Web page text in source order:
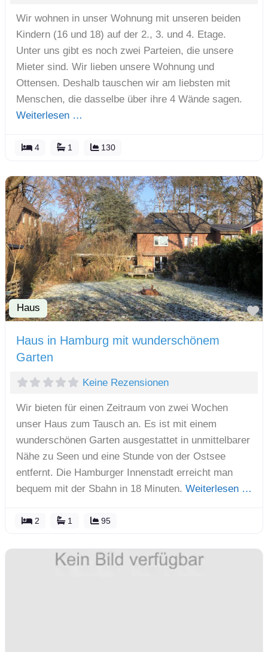
Wir wohnen in unser Wohnung mit unseren beiden
Kindern (16 und 18) auf der 2., 3. und 4. Etage.
Unter uns gibt es noch zwei Parteien, die unsere
Mieter sind. Wir lieben unsere Wohnung und
Ottensen. Deshalb tauschen wir am liebsten mit
Menschen, die dasselbe über ihre 4 Wände sagen.
Weiterlesen …
4 1 130
Haus
Haus in Hamburg mit wunderschönem
Garten
Keine Rezensionen
Wir bieten für einen Zeitraum von zwei Wochen
unser Haus zum Tausch an. Es ist mit einem
wunderschönen Garten ausgestattet in unmittelbarer
Nähe zu Seen und eine Stunde von der Ostsee
entfernt. Die Hamburger Innenstadt erreicht man
bequem mit der Sbahn in 18 Minuten. Weiterlesen …
2 1 95